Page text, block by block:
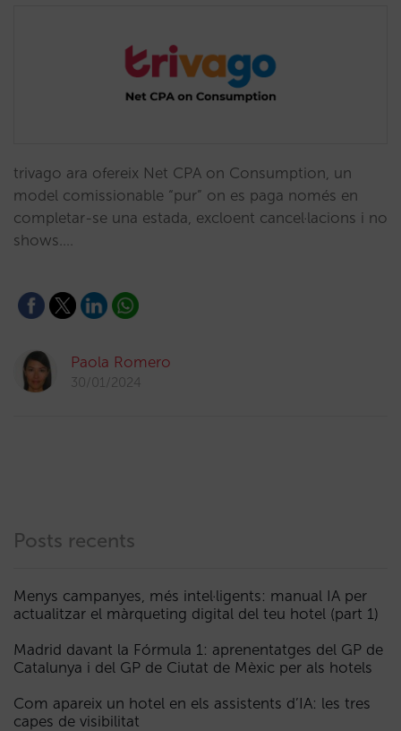
trivago ara ofereix Net CPA on Consumption, un
model comissionable “pur” on es paga només en
completar-se una estada, excloent cancel·lacions i no
shows.…
Paola Romero
30/01/2024
Posts recents
Menys campanyes, més intel·ligents: manual IA per
actualitzar el màrqueting digital del teu hotel (part 1)
Madrid davant la Fórmula 1: aprenentatges del GP de
Catalunya i del GP de Ciutat de Mèxic per als hotels
Com apareix un hotel en els assistents d’IA: les tres
capes de visibilitat